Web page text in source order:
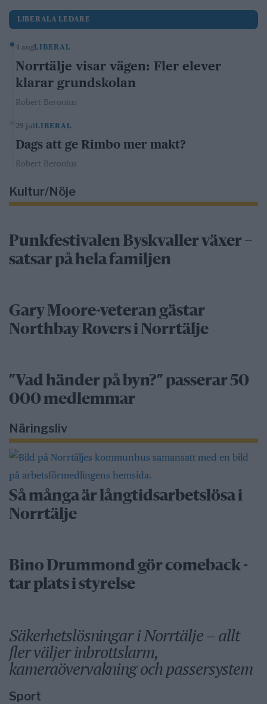
LIBERALA LEDARE
4 augLIBERAL
Norrtälje visar vägen: Fler elever
klarar grundskolan
Robert Beronius
29 julLIBERAL
Dags att ge Rimbo mer makt?
Robert Beronius
Kultur/Nöje
Punkfestivalen Byskvaller växer –
satsar på hela familjen
Gary Moore-veteran gästar
Northbay Rovers i Norrtälje
”Vad händer på byn?” passerar 50
000 medlemmar
Näringsliv
Så många är långtidsarbetslösa i
Norrtälje
Bino Drummond gör comeback -
tar plats i styrelse
Säkerhetslösningar i Norrtälje – allt
fler väljer inbrottslarm,
kameraövervakning och passersystem
Sport